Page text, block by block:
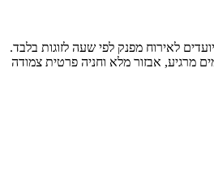
לאירוח מפנק לפי שעה לזוגות בלבד.
מרגיע, אבזור מלא וחניה פרטית צמודה